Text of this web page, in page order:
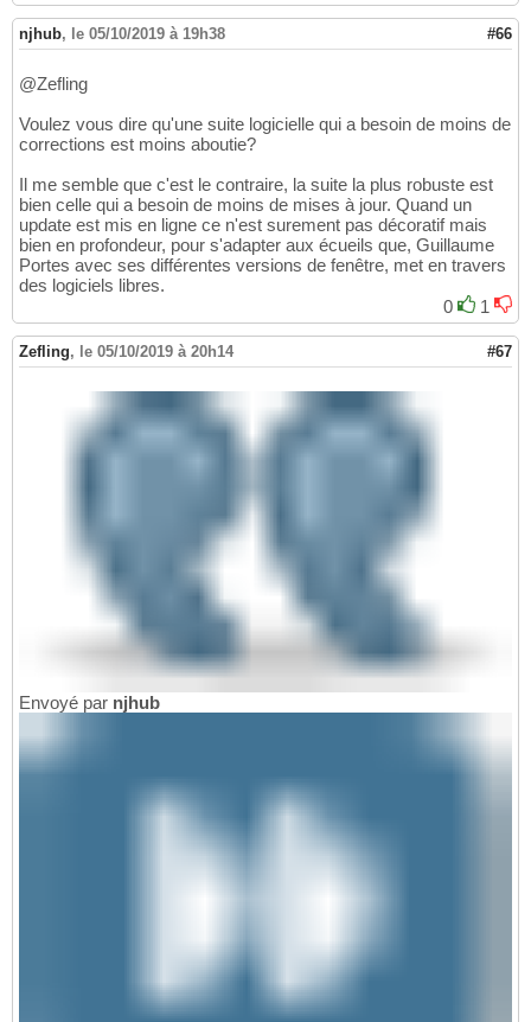
njhub, le 05/10/2019 à 19h38 #66
@Zefling
Voulez vous dire qu'une suite logicielle qui a besoin de moins de
corrections est moins aboutie?
Il me semble que c'est le contraire, la suite la plus robuste est
bien celle qui a besoin de moins de mises à jour. Quand un
update est mis en ligne ce n'est surement pas décoratif mais
bien en profondeur, pour s'adapter aux écueils que, Guillaume
Portes avec ses différentes versions de fenêtre, met en travers
des logiciels libres.
0
1
Zefling, le 05/10/2019 à 20h14 #67
Envoyé par njhub